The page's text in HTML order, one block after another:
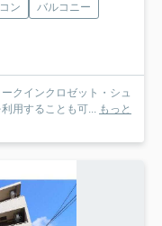
ン
バルコニー
クインクロゼット・シュ
用することも可... もっと